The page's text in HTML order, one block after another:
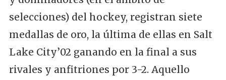
selecciones) del hockey, registran siete
medallas de oro, la última de ellas en Salt
Lake City’02 ganando en la final a sus
rivales y anfitriones por 3-2. Aquello